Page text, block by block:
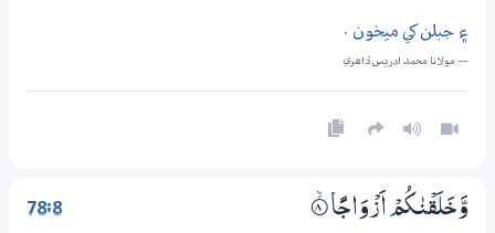
۽ جبلن کي ميخون .
— مولانا محمد ادريس ڏاھري
78:8 وَّخَلَقْنٰكُمْ اَزْوَاجًا 8‏۝ۙ